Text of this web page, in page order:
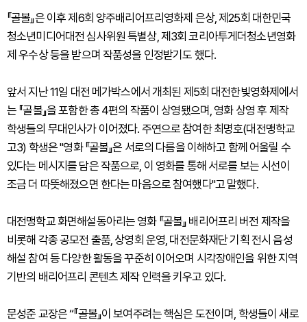
『골볼』은 이후 제6회 양주배리어프리영화제 은상, 제25회 대한민국
청소년미디어대전 심사위원 특별상, 제3회 코리아투게더청소년영화
제 우수상 등을 받으며 작품성을 인정받기도 했다.
앞서 지난 11일 대전 메가박스에서 개최된 제5회 대전한빛영화제에서
는 『골볼』을 포함한 총 4편의 작품이 상영됐으며, 영화 상영 후 제작
학생들의 무대인사가 이어졌다. 주연으로 참여한 최명호(대전맹학교
고3) 학생은 "영화 『골볼』은 서로의 다름을 이해하고 함께 어울릴 수
있다는 메시지를 담은 작품으로, 이 영화를 통해 서로를 보는 시선이
조금 더 따뜻해졌으면 한다는 마음으로 참여했다"고 말했다.
대전맹학교 화면해설동아리는 영화 『골볼』 배리어프리 버전 제작을
비롯해 각종 공모전 출품, 상영회 운영, 대전문화재단 기획 전시 음성
해설 참여 등 다양한 활동을 꾸준히 이어오며 시각장애인을 위한 지역
기반의 배리어프리 콘텐츠 제작 인력을 키우고 있다.
문성준 교장은 “『골볼』이 보여주려는 핵심은 도전이며, 학생들이 새로